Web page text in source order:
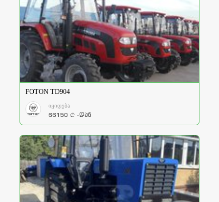
FOTON TD904
იყიდება
66150 a -დან